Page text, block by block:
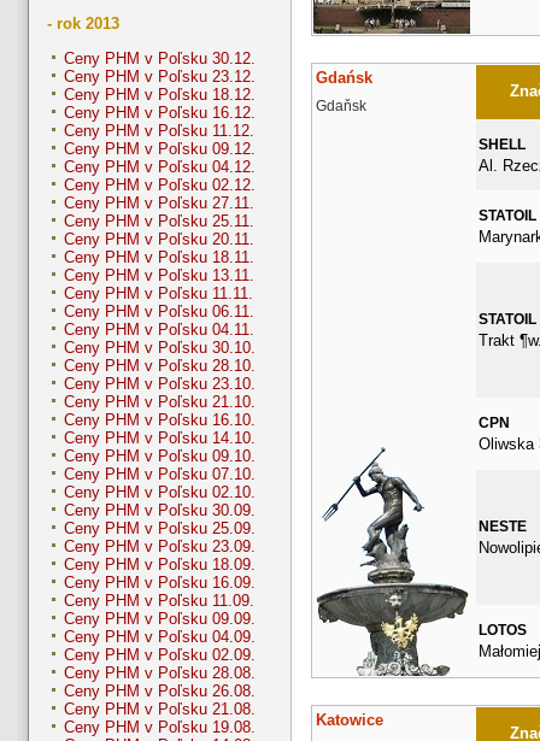
- rok 2013
Ceny PHM v Poľsku 30.12.
Ceny PHM v Poľsku 23.12.
Ceny PHM v Poľsku 18.12.
Ceny PHM v Poľsku 16.12.
Ceny PHM v Poľsku 11.12.
Ceny PHM v Poľsku 09.12.
Ceny PHM v Poľsku 04.12.
Ceny PHM v Poľsku 02.12.
Ceny PHM v Poľsku 27.11.
Ceny PHM v Poľsku 25.11.
Ceny PHM v Poľsku 20.11.
Ceny PHM v Poľsku 18.11.
Ceny PHM v Poľsku 13.11.
Ceny PHM v Poľsku 11.11.
Ceny PHM v Poľsku 06.11.
Ceny PHM v Poľsku 04.11.
Ceny PHM v Poľsku 30.10.
Ceny PHM v Poľsku 28.10.
Ceny PHM v Poľsku 23.10.
Ceny PHM v Poľsku 21.10.
Ceny PHM v Poľsku 16.10.
Ceny PHM v Poľsku 14.10.
Ceny PHM v Poľsku 09.10.
Ceny PHM v Poľsku 07.10.
Ceny PHM v Poľsku 02.10.
Ceny PHM v Poľsku 30.09.
Ceny PHM v Poľsku 25.09.
Ceny PHM v Poľsku 23.09.
Ceny PHM v Poľsku 18.09.
Ceny PHM v Poľsku 16.09.
Ceny PHM v Poľsku 11.09.
Ceny PHM v Poľsku 09.09.
Ceny PHM v Poľsku 04.09.
Ceny PHM v Poľsku 02.09.
Ceny PHM v Poľsku 28.08.
Ceny PHM v Poľsku 26.08.
Ceny PHM v Poľsku 21.08.
Ceny PHM v Poľsku 19.08.
Gdańsk
Gdaňsk
SHELL
Al.
STATOIL
STATOIL
Trakt
CPN
Oliwska
NESTE
LOTOS
Katowice